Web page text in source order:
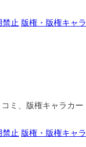
禁止 版権・版権キャラ
コミ、版権キャラ
禁止 版権・版権キャラ